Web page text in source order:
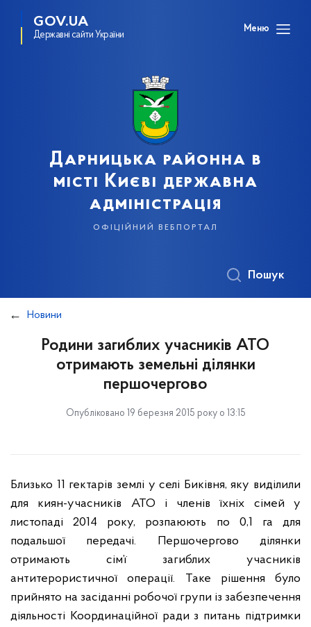
GOV.UA
Державні сайти України
Меню
Дарницька районна в
місті Києві державна
адміністрація
офіційний вебпортал
Пошук
Новини
Родини загиблих учасників АТО
отримають земельні ділянки
першочергово
Опубліковано 19 березня 2015 року о 13:15
Близько 11 гектарів землі у селі Биківня, яку виділили
для киян-учасників АТО і членів їхніх сімей у
листопаді 2014 року, розпаюють по 0,1 га для
подальшої передачі. Першочергово ділянки
отримають сім’ї загиблих учасників
антитерористичної операції. Таке рішення було
прийнято на засіданні робочої групи із забезпечення
діяльності Координаційної ради з питань підтримки